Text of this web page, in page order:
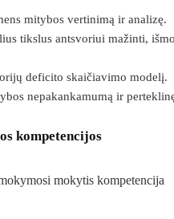
mitybos vertinimą ir analizę.
tikslus antsvoriui mažinti,
deficito skaičiavimo modelį.
nepakankamumą ir
kompetencijos
mokytis kompetencija